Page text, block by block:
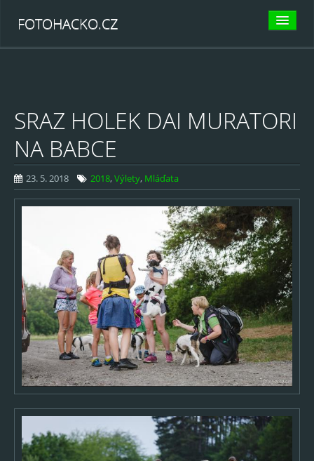
FOTOHACKO.CZ
Agility
Canicross
Flyball
Jiná zvěřena
Kočky
Koně
Mláďata
Ostatní
Děti a rodina
Svatby
Cestování
SRAZ HOLEK DAI MURATORI
NA BABCE
23. 5. 2018 2018,Výlety, Mláďata